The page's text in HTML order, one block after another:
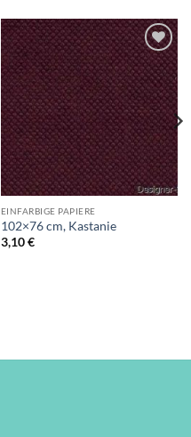
Auf die
Wunschliste
EINFARBIGE PAPIERE
102×76 cm, Kastanie
3,10€